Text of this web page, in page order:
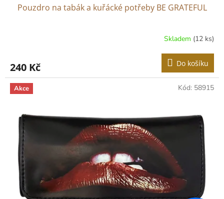
Pouzdro na tabák a kuřácké potřeby BE GRATEFUL
Skladem (12 ks)
240 Kč Do košíku
Akce Kód: 58915